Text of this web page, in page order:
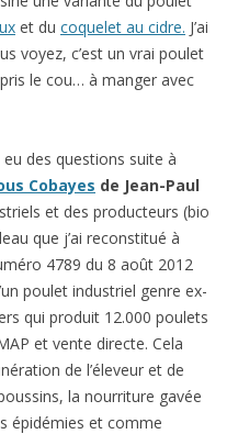
et du coquelet au cidre. J’ai
voyez, c’est un vrai poulet
le cou… à manger avec
eu des questions suite à
Cobayes de Jean-Paul
et des producteurs (bio
que j’ai reconstitué à
4789 du 8 août 2012
poulet industriel genre ex-
qui produit 12.000 poulets
et vente directe. Cela
de l’éleveur et de
la nourriture gavée
épidémies et comme